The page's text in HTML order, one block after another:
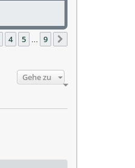
4 5 … 9
Gehe zu